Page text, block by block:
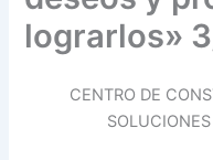
lograrlos»
CENTRO DE